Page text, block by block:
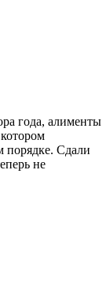
года, алименты
порядке. Сдали
не